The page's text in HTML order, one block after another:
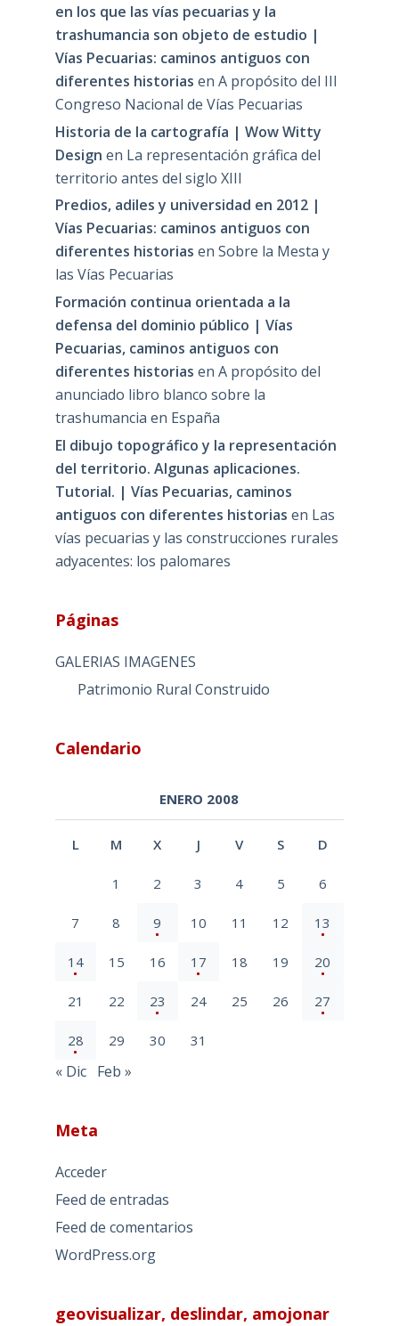
en los que las vías pecuarias y la
trashumancia son objeto de estudio |
Vías Pecuarias: caminos antiguos con
diferentes historias en A propósito del III
Congreso Nacional de Vías Pecuarias
Historia de la cartografía | Wow Witty
Design en La representación gráfica del
territorio antes del siglo XIII
Predios, adiles y universidad en 2012 |
Vías Pecuarias: caminos antiguos con
diferentes historias en Sobre la Mesta y
las Vías Pecuarias
Formación continua orientada a la
defensa del dominio público | Vías
Pecuarias, caminos antiguos con
diferentes historias en A propósito del
anunciado libro blanco sobre la
trashumancia en España
El dibujo topográfico y la representación
del territorio. Algunas aplicaciones.
Tutorial. | Vías Pecuarias, caminos
antiguos con diferentes historias en Las
vías pecuarias y las construcciones rurales
adyacentes: los palomares
Páginas
GALERIAS IMAGENES
Patrimonio Rural Construido
Calendario
ENERO 2008
L M X J V S D
1 2 3 4 5 6
7 8 9 10 11 12 13
14 15 16 17 18 19 20
21 22 23 24 25 26 27
28 29 30 31
« Dic Feb »
Meta
Acceder
Feed de entradas
Feed de comentarios
WordPress.org
geovisualizar, deslindar, amojonar